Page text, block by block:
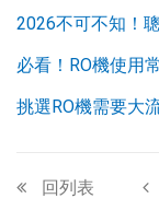
2026不可不知！
必看！RO機使用
挑選RO機需要大
回列表